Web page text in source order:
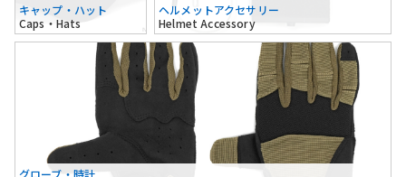
キャップ・ハット
Caps・Hats
ヘルメットアクセサリー
Helmet Accessory
グローブ・時計